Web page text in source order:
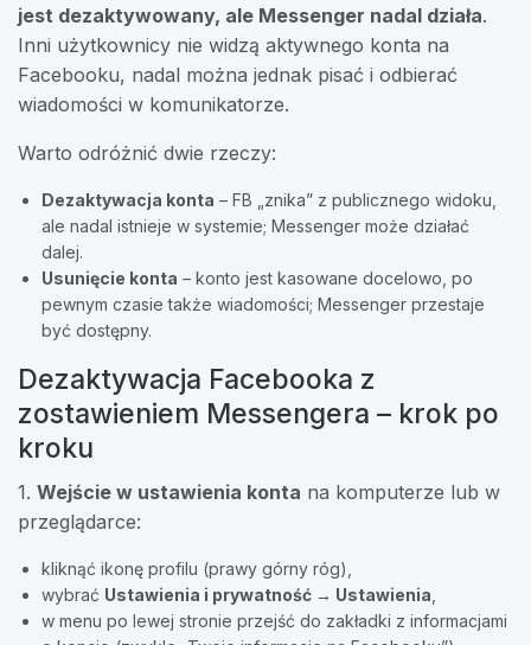
jest dezaktywowany, ale Messenger nadal działa.
Inni użytkownicy nie widzą aktywnego konta na
Facebooku, nadal można jednak pisać i odbierać
wiadomości w komunikatorze.
Warto odróżnić dwie rzeczy:
Dezaktywacja konta – FB „znika” z publicznego widoku,
ale nadal istnieje w systemie; Messenger może działać
dalej.
Usunięcie konta – konto jest kasowane docelowo, po
pewnym czasie także wiadomości; Messenger przestaje
być dostępny.
Dezaktywacja Facebooka z
zostawieniem Messengera – krok po
kroku
1. Wejście w ustawienia konta na komputerze lub w
przeglądarce:
kliknąć ikonę profilu (prawy górny róg),
wybrać Ustawienia i prywatność → Ustawienia
w menu po lewej stronie przejść do zakładki z informacjami